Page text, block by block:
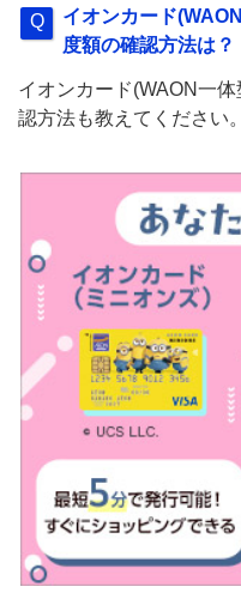
イオンカード
度額の確認方法は？
イオンカード(WAON一
認方法も教えてください。